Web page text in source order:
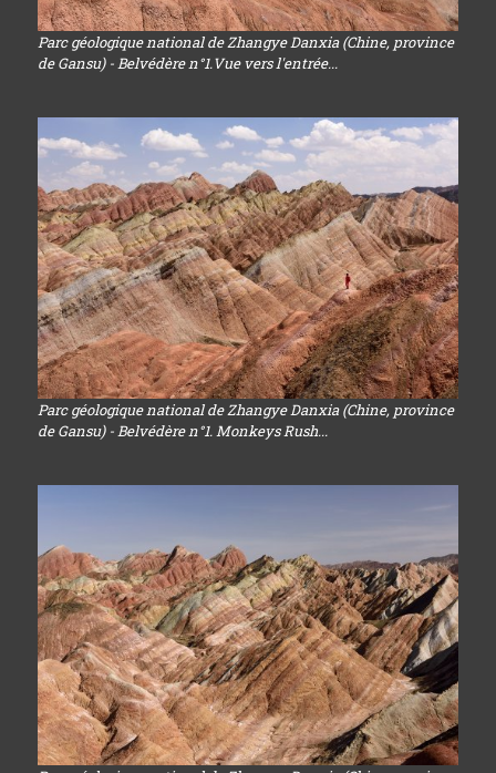
Parc géologique national de Zhangye Danxia (Chine, province
de Gansu) - Belvédère n°1.Vue vers l'entrée...
Parc géologique national de Zhangye Danxia (Chine, province
de Gansu) - Belvédère n°1. Monkeys Rush...